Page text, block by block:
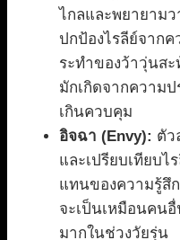
ไกลและพยายาม
ปกป้องไรลีย์จาก
ระทำของว้าวุ่นส
มักเกิดจากความ
เกินควบคุม
อิจฉา (Envy): ตัว
และเปรียบเทียบ
แทนของความรู้สึ
จะเป็นเหมือนคน
มากในช่วงวัยรุ่น